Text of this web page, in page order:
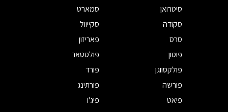
סיטרואן
סמארט
סקודה
סקייוול
סרס
פאריזון
פוטון
פולסטאר
פולקסווגן
פורד
פורשה
פורתינג
פיאט
פיג'ו